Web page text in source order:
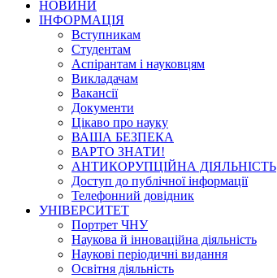
НОВИНИ
ІНФОРМАЦІЯ
Вступникам
Студентам
Аспірантам і науковцям
Викладачам
Вакансії
Документи
Цікаво про науку
ВАША БЕЗПЕКА
ВАРТО ЗНАТИ!
АНТИКОРУПЦІЙНА ДІЯЛЬНІСТЬ
Доступ до публічної інформації
Телефонний довідник
УНІВЕРСИТЕТ
Портрет ЧНУ
Наукова й інноваційна діяльність
Наукові періодичні видання
Освітня діяльність